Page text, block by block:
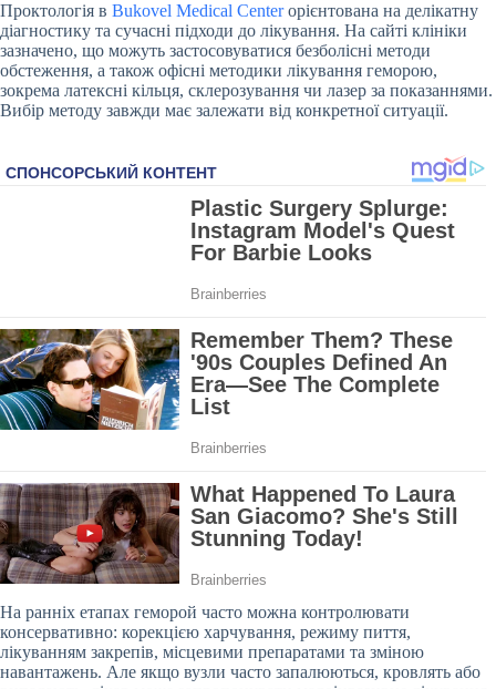
Проктологія в Bukovel Medical Centerорієнтована на делікатну
діагностику та сучасні підходи до лікування. На сайті клініки
зазначено, що можуть застосовуватися безболісні методи
обстеження, а також офісні методики лікування геморою,
зокрема латексні кільця, склерозування чи лазер за показаннями.
Вибір методу завжди має залежати від конкретної ситуації.
На ранніх етапах геморой часто можна контролювати
консервативно: корекцією харчування, режиму пиття,
лікуванням закрепів, місцевими препаратами та зміною
навантажень. Але якщо вузли часто запалюються, кровлять або